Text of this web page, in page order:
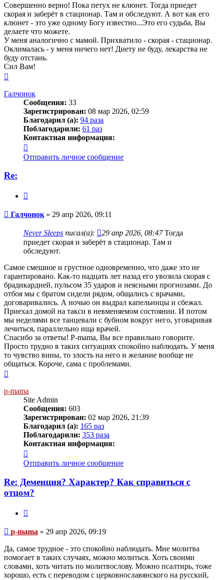
Совершенно верно! Пока петух не клюнет. Тогда приедет
скорая и заберёт в стационар. Там и обследуют. А вот как его
клюнет - это уже одному Богу известно...Это его судьба, Вы
делаете что можете.
У меня аналогично с мамой. Прихватило - скорая - стационар.
Оклималась - у меня ничего нет! Диету не буду, лекарства не
буду отстань.
Сил Вам!
началу
Галчонок
Сообщения: 33
Зарегистрирован: 08 мар 2026, 02:59
Благодарил (а): 94 раза
Поблагодарили: 61 раз
Контактная информация:
информация
пользователя
Отправить личное сообщение
Re:
Сообщение
Галчонок » 29 апр 2026, 09:11
Never Sleeps писал(а): 29 апр 2026, 08:47Тогда
приедет скорая и заберёт в стационар. Там и
обследуют.
Самое смешное и грустное одновременно, что даже это не
гарантировано. Как-то надцать лет назад его увозила скорая с
брадикардией, пульсом 35 ударов и неясными прогнозами. До
отбоя мы с братом сидели рядом, общались с врачами,
договаривались. А ночью он выдрал капельницы и сбежал.
Приехал домой на такси в невменяемом состоянии. И потом
мы неделями все танцевали с бубном вокруг него, уговаривая
лечиться, параллельно ища врачей.
Спасибо за ответы! P-mama, Вы все правильно говорите.
Просто трудно в таких ситуациях спокойно наблюдать. У меня
то чувство вины, то злость на него и желание вообще не
общаться. Короче, сама с проблемами.
началу
p-mama
Site Admin
Сообщения: 603
Зарегистрирован: 02 мар 2026, 21:39
Благодарил (а): 165 раз
Поблагодарили: 353 раза
Контактная информация:
информация
пользователя
mama
Отправить личное сообщение
Re: Деменция? Характер? Как справиться с
отцом?
Сообщение
p-mama » 29 апр 2026, 09:19
Да, самое трудное - это спокойно наблюдать. Мне молитва
помогает в таких случаях, можно молиться. Хоть своими
словами, хоть читать по молитвослову. Можно псалтирь, тоже
хорошо, есть с переводом с церковнославянского на русский,